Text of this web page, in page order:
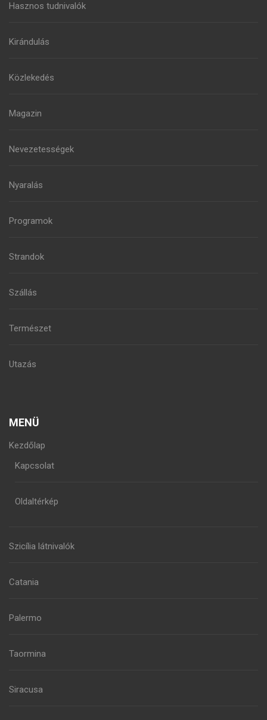
Hasznos tudnivalók
Kirándulás
Közlekedés
Magazin
Nevezetességek
Nyaralás
Programok
Strandok
Szállás
Természet
Utazás
MENÜ
Kezdőlap
Kapcsolat
Oldaltérkép
Szicília látnivalók
Catania
Palermo
Taormina
Siracusa